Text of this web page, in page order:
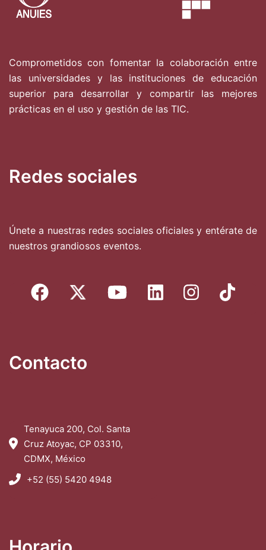
Comprometidos con fomentar la colaboración entre
las universidades y las instituciones de educación
superior para desarrollar y compartir las mejores
prácticas en el uso y gestión de las TIC.
Redes sociales
Únete a nuestras redes sociales oficiales y entérate de
nuestros grandiosos eventos.
Contacto
Tenayuca 200, Col. Santa
Cruz Atoyac, CP 03310,
CDMX, México
+52 (55) 5420 4948